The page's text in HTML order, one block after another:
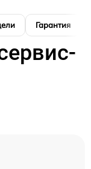
Гарантия